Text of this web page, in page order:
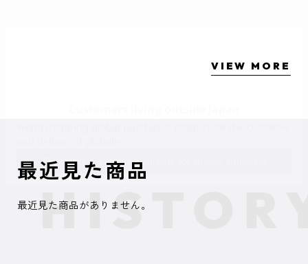
VIEW MORE
最近見た商品
最近見た商品がありません。